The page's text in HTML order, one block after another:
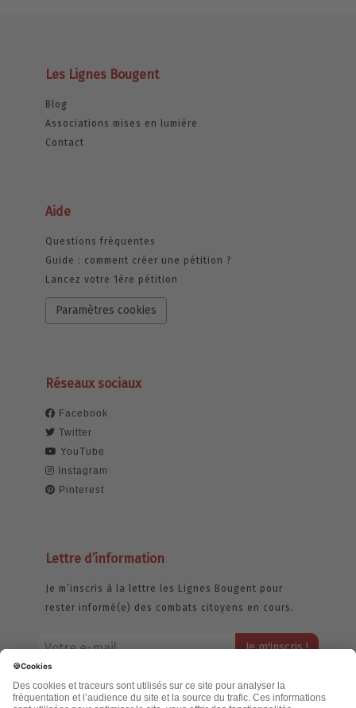
Les Lignes Bougent
Blog
Associations mises en lumière
Contact
Aide
Questions fréquentes
Guide : comment créer une pétition ?
Lancez votre 1ère pétition
Paramètres cookies
Réseaux sociaux
Facebook
Twitter
YouTube
Instagram
Pinterest
Lettre d’information
Je m’inscris à la lettre les Lignes Bougent pour
rester informé(e) des combats citoyens en cours.
jamais échangée. Pour consulter notre politique de confidentialité,
cliquez ici.